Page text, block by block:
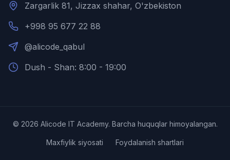
Zargarlik 81, Jizzax shahar, O'zbekiston
+998 95 677 22 88
@alicode_qabul
Dush - Shan: 8:00 - 19:00
© 2026 Alicode IT Academy. Barcha huquqlar himoyalangan.
Maxfiylik siyosati Foydalanish shartlari